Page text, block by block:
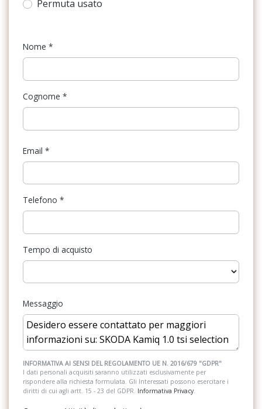
Cerchi in lega
Cinture di sicurezza
Console centrale multifunzione
ESC / Electronic Stability Control
Fari a led + Luci diurne a led
Fari con accensione automatica
Fari posteriori a led
Fendinebbia anteriori
Illuminazione bagagliaio
Impianto audio con touchscreen
Indicatore temperatura esterna
Interni in tessuto
Permuta usato
Nome *
Cognome *
Email *
Telefono *
Tempo di acquisto
Messaggio
INFORMATIVA AI SENSI DEL REGOLAMENTO UE N. 2016/679 "GDPR"
I dati personali acquisiti saranno utilizzati esclusivamente per
rispondere alla richiesta formulata. Gli Interessati possono esercitare i
diritti di cui agli artt. 15 - 23 del GDPR. Informativa Privacy.